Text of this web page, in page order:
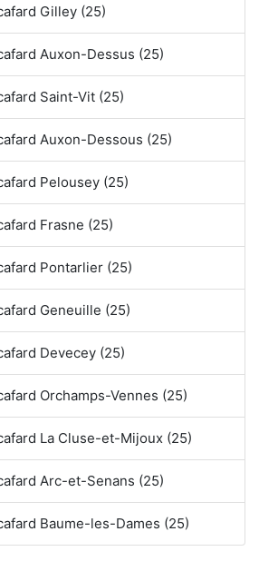
Gilley (25)
Auxon-Dessus (25)
Saint-Vit (25)
Auxon-Dessous (25)
Pelousey (25)
Frasne (25)
Pontarlier (25)
Geneuille (25)
Devecey (25)
Orchamps-Vennes (25)
La Cluse-et-Mijoux (25)
Arc-et-Senans (25)
Baume-les-Dames (25)